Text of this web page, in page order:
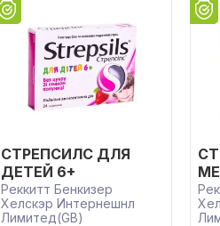
СТРЕПСИЛС ДЛЯ
ДЕТЕЙ 6+
Реккитт Бенкизер
Хелскэр Интернешнл
Лимитед(GB)